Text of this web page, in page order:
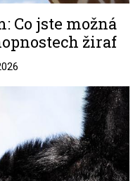
Co jste možná
žiraf